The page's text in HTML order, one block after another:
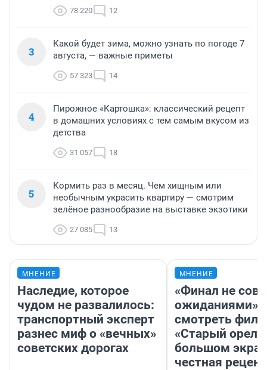
78 220 12
3
Какой будет зима, можно узнать по погоде 7
августа, — важные приметы
57 323 14
4
Пирожное «Картошка»: классический рецепт
в домашних условиях с тем самым вкусом из
детства
31 057 18
5
Кормить раз в месяц. Чем хищным или
необычным украсить квартиру — смотрим
зелёное разнообразие на выставке экзотики
27 085 13
МНЕНИЕ
Наследие, которое
чудом не развалилось:
транспортный эксперт
разнес миф о «вечных»
советских дорогах
МНЕНИЕ
«Финал не
ожиданиями»:
смотреть
«Старый орел»
большом
честная